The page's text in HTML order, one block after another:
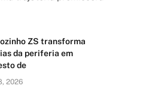
ZS transforma
da periferia em
de
2026